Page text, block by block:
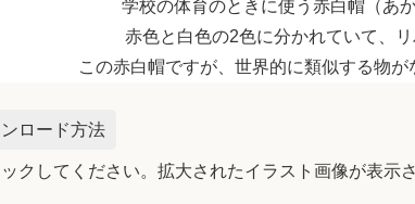
学校の体育のときに使う赤白帽（あ
赤色と白色の2色に分かれていて、
この赤白帽ですが、世界的に類似する物が
ロード方法
クしてください。拡大されたイラスト画像が表示